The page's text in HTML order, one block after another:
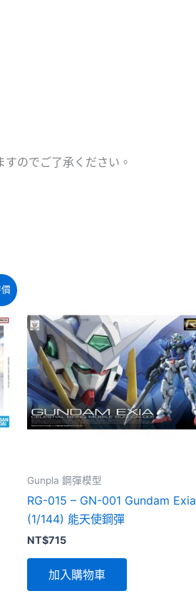
のでご了承ください。
Gunpla 鋼彈模型
RG-015 – GN-001 Gundam Exia
(1/144) 能天使鋼彈
NT$715
加入購物車